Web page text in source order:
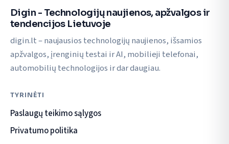
Digin - Technologijų naujienos, apžvalgos ir
tendencijos Lietuvoje
digin.lt – naujausios technologijų naujienos, išsamios
apžvalgos, įrenginių testai ir AI, mobilieji telefonai,
automobilių technologijos ir dar daugiau.
TYRINĖTI
Paslaugų teikimo sąlygos
Privatumo politika